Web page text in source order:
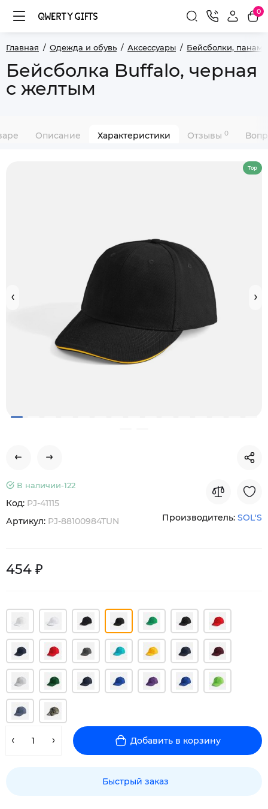
0
Главная Одежда и обувь Аксессуары Бейсболки,
Бейсболка Buffalo, черная
с желтым
Описание Характеристики Отзывы 0
Top
В наличии-122
Код: PJ-41115
Артикул: PJ-88100984TUN Производитель: SOL'S
454 ₽
Добавить в корзину
Быстрый заказ